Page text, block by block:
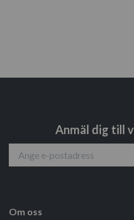
Anmäl dig till
Om oss